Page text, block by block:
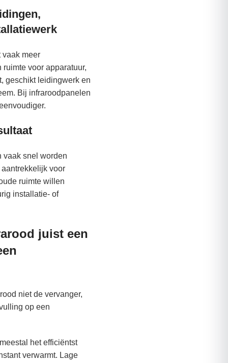
vaak meer
voor apparatuur,
geschikt leidingwerk en
Bij infraroodpanelen
vaak snel worden
voor
ruimte willen
installatie- of
juist een
niet de vervanger,
op een
het efficiëntst
verwarmt. Lage